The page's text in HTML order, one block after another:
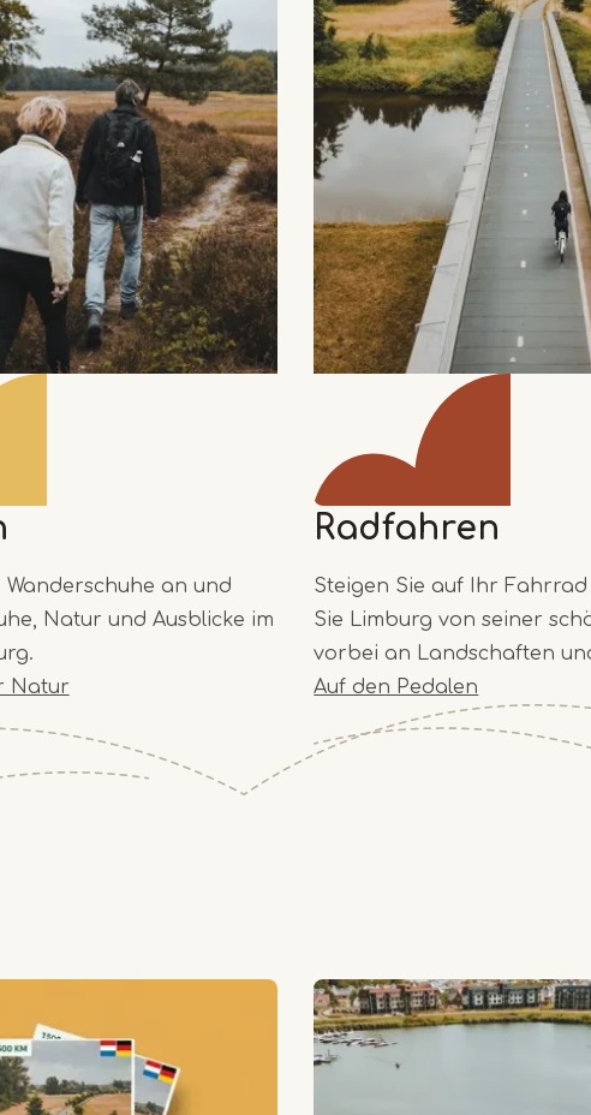
Wanderschuhe an und
Natur und Ausblicke im
Natur
Radfahren
Steigen Sie auf Ihr
Sie Limburg von seiner
vorbei an Landschaften
Auf den Pedalen